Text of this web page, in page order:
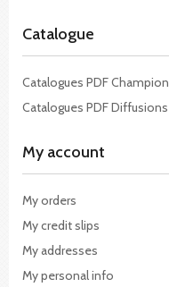
Catalogue
Catalogues PDF Champion
Catalogues PDF Diffusions
My account
My orders
My credit slips
My addresses
My personal info